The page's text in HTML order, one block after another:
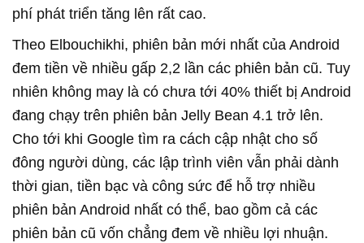
phí phát triển tăng lên rất cao.
Theo Elbouchikhi, phiên bản mới nhất của Android
đem tiền về nhiều gấp 2,2 lần các phiên bản cũ. Tuy
nhiên không may là có chưa tới 40% thiết bị Android
đang chạy trên phiên bản Jelly Bean 4.1 trở lên.
Cho tới khi Google tìm ra cách cập nhật cho số
đông người dùng, các lập trình viên vẫn phải dành
thời gian, tiền bạc và công sức để hỗ trợ nhiều
phiên bản Android nhất có thể, bao gồm cả các
phiên bản cũ vốn chẳng đem về nhiều lợi nhuận.